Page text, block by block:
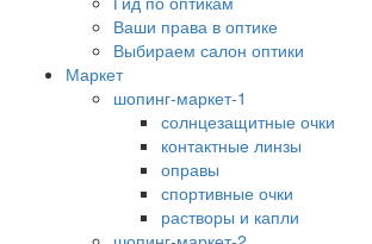
Ваши права в оптике
Выбираем салон оптики
Маркет
шопинг-маркет-1
солнцезащитные очки
контактные линзы
оправы
спортивные очки
растворы и капли